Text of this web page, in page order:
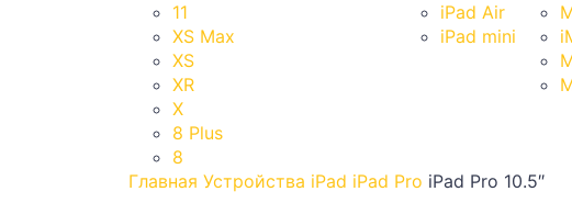
11
XS Max
XS
XR
X
8 Plus
8
iPad Air
iPad mini
Главная Устройства iPad iPad Pro iPad Pro 10.5″